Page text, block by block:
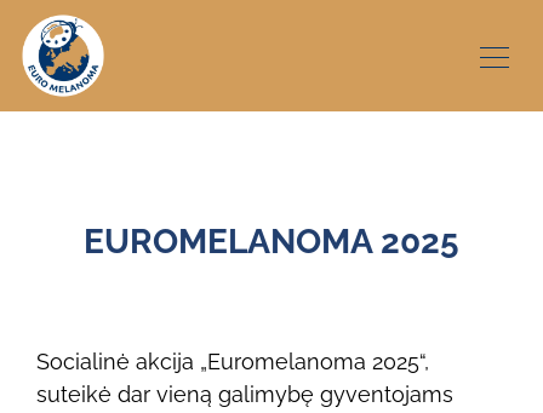
EUROMELANOMA 2025
Socialinė akcija „Euromelanoma 2025“,
suteikė dar vieną galimybę gyventojams